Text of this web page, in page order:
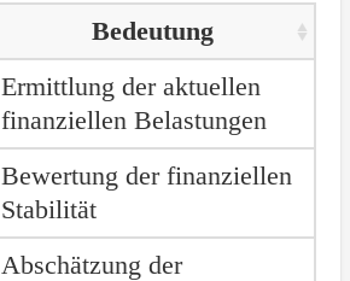
Bedeutung
Ermittlung der aktuellen
finanziellen Belastungen
Bewertung der finanziellen
Stabilität
Abschätzung der